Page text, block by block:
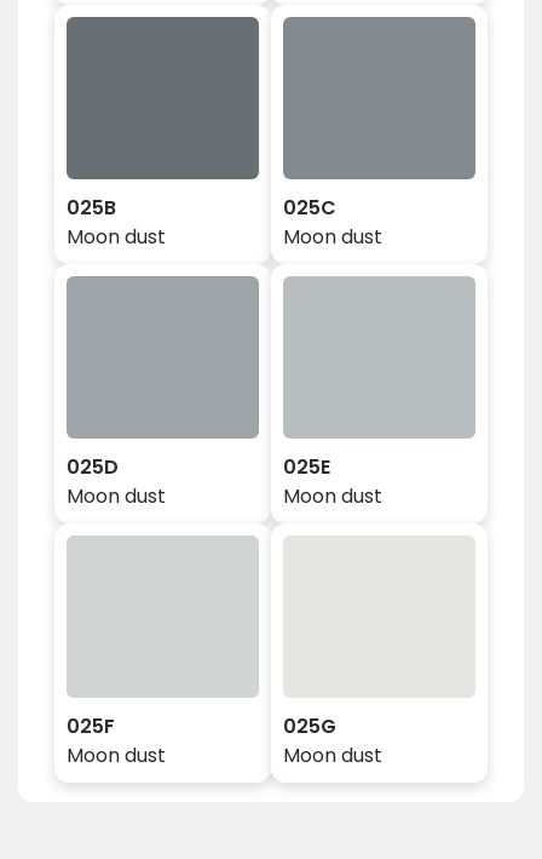
025B
Moon dust
025C
Moon dust
025D
Moon dust
025E
Moon dust
025F
Moon dust
025G
Moon dust